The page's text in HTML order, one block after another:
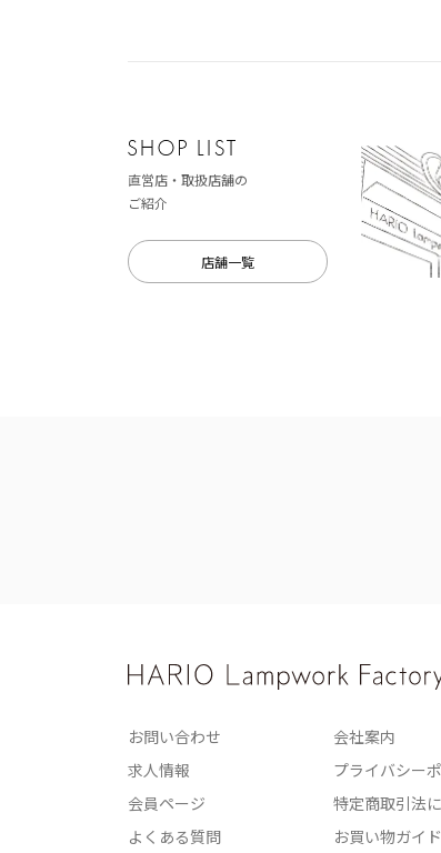
直営店・取扱店舗の
ご紹介
店舗一覧
お問い合わせ
会社案内
求人情報
プライバシー
会員ページ
特定商取引法
よくある質問
お買い物ガイド